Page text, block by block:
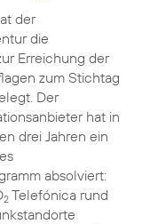
der
die
Erreichung der
zum Stichtag
Der
hat in
drei Jahren ein
absolviert:
2Telefónica rund